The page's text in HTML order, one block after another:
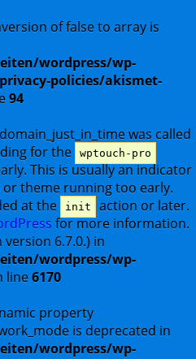
of false to array is
wordpress/wp-
policies/akismet-
94
was called
for the wptouch-pro
This is usually an indicator
theme running too early.
at the
init
action or later.
for more information.
version 6.7.0.) in
wordpress/wp-
line6170
property
is deprecated in
wordpress/wp-